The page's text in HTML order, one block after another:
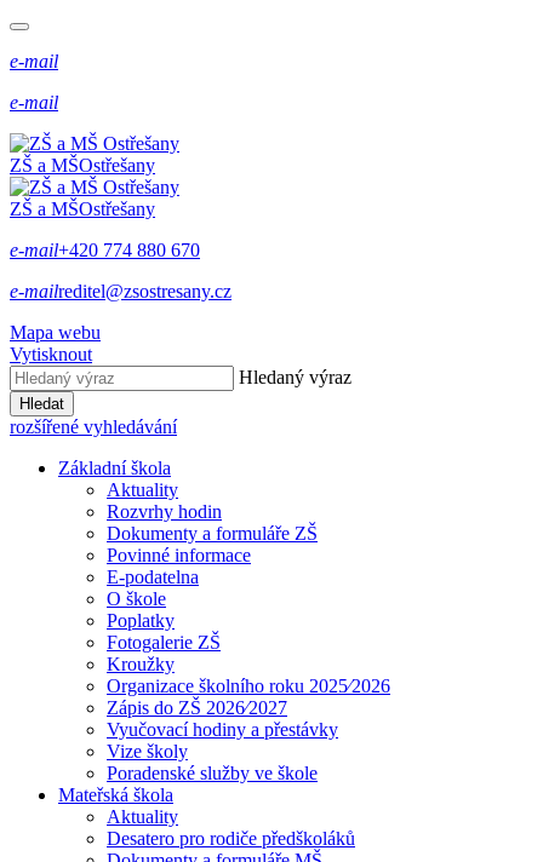
e-mail
e-mail
ZŠ a MŠOstřešany
ZŠ a MŠOstřešany
e-mail+420 774 880 670
e-mailreditel@zsostresany.cz
Mapa webu
Vytisknout
Hledaný výraz
Hledat
rozšířené vyhledávání
Základní škola
Aktuality
Rozvrhy hodin
Dokumenty a formuláře ZŠ
Povinné informace
E-podatelna
O škole
Poplatky
Fotogalerie ZŠ
Kroužky
Organizace školního roku 2025⁄2026
Zápis do ZŠ 2026⁄2027
Vyučovací hodiny a přestávky
Vize školy
Poradenské služby ve škole
Mateřská škola
Aktuality
Desatero pro rodiče předškoláků